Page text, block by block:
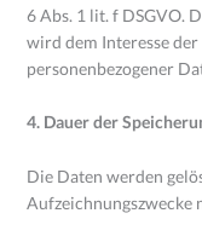
6 Abs. 1 lit. f DSGVO.
wird dem Interesse
personenbezogener
4. Dauer der
Die Daten werden
Aufzeichnungszwecke